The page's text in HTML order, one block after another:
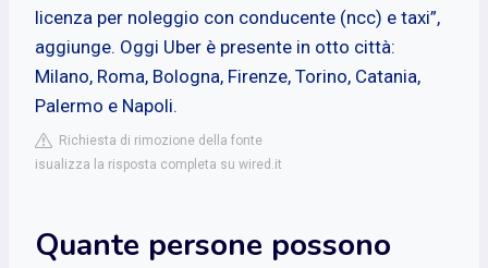
licenza per noleggio con conducente (ncc) e taxi”,
aggiunge. Oggi Uber è presente in otto città:
Milano, Roma, Bologna, Firenze, Torino, Catania,
Palermo e Napoli.
Richiesta di rimozione della fonte
isualizza la risposta completa su wired.it
Quante persone possono